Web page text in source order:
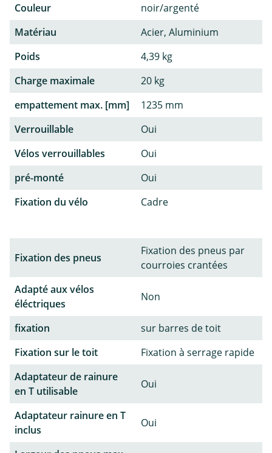
Couleur
noir/argenté
Matériau
Acier, Aluminium
Poids
4,39 kg
Charge maximale
20 kg
empattement max. [mm]
1235 mm
Verrouillable
Oui
Vélos verrouillables
Oui
pré-monté
Oui
Fixation du vélo
Cadre
Fixation des pneus
Fixation des pneus par
courroies crantées
Adapté aux vélos
éléctriques
Non
fixation
sur barres de toit
Fixation sur le toit
Fixation à serrage rapide
Adaptateur de rainure
en T utilisable
Oui
Adaptateur rainure en T
inclus
Oui